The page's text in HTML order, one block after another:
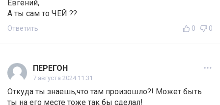
Евгений,
А ты сам то ЧЕЙ ??
Ответить 0 0
ПЕРЕГОН
7 августа 2024 11:31
Откуда ты знаешь,что там произошло?! Может быть
ты на его месте тоже так бы сделал!